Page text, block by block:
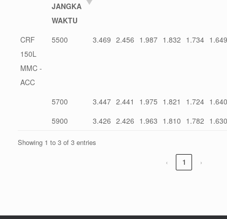
JANGKA
WAKTU
CRF
150L
MMC -
ACC
5500 3.469 2.456 1.987 1.832 1.734 1.649
5700 3.447 2.441 1.975 1.821 1.724 1.640
5900
3.426 2.426 1.963 1.810 1.782 1.630
Showing 1 to 3 of 3 entries
‹ 1 ›